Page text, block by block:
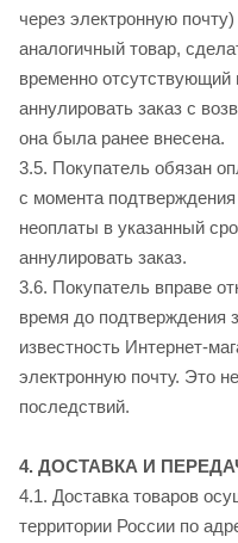
через электронную
аналогичный товар,
временно отсутствующий
аннулировать заказ с
она была ранее внесена.
3.5. Покупатель обязан
с момента
неоплаты в указанный
аннулировать заказ.
3.6. Покупатель вправе
время до подтверждения
известность Интернет-
электронную почту. Это
последствий.
4. ДОСТАВКА И
4.1. Доставка товаров
территории России по